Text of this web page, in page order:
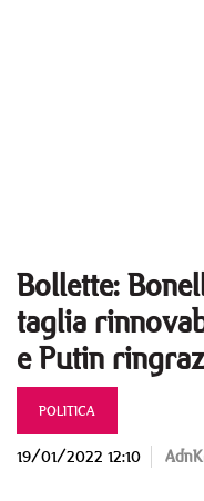
Bollette:
taglia
e Putin
POLITICA
19/01/2022 12:10